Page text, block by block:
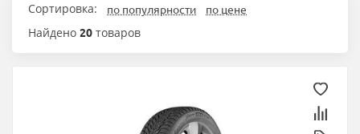
Сортировка: по популярности по цене
Найдено 20 товаров